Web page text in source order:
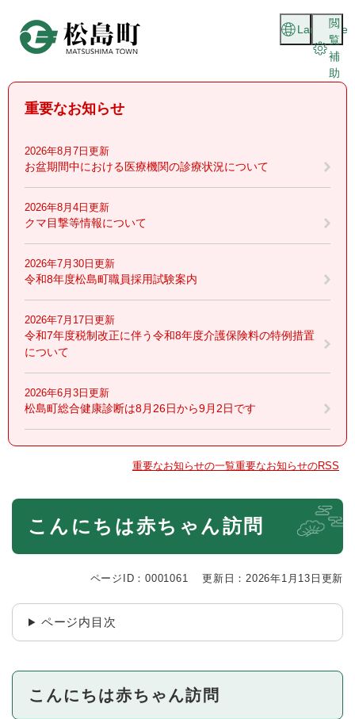
頭
閲
覧
補
助
Language
重要なお知らせ
2026年8月7日更新
お盆期間中における医療機関の診療状況について
2026年8月4日更新
クマ目撃等情報について
2026年7月30日更新
令和8年度松島町職員採用試験案内
2026年7月17日更新
令和7年度税制改正に伴う令和8年度介護保険料の特例措置
について
2026年6月3日更新
松島町総合健康診断は8月26日から9月2日です
重要なお知らせの一覧重要なお知らせのRSS
本
こんにちは赤ちゃん訪問
ページID：0001061 更新日：2026年1月13日更新
ページ内目次
こんにちは赤ちゃん訪問